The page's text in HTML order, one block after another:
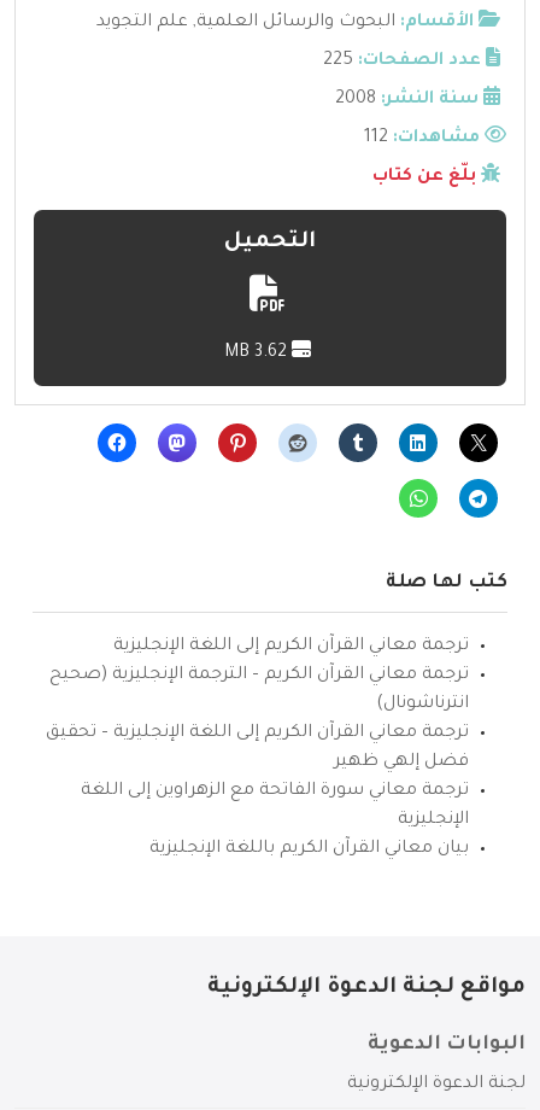
الأقسام: البحوث والرسائل العلمية, علم التجويد
عدد الصفحات: 225
سنة النشر: 2008
مشاهدات:
بلّغ عن كتاب
التحميل
كتب لها صلة
ترجمة معاني القرآن الكريم إلى اللغة الإنجليزية
ترجمة معاني القرآن الكريم – الترجمة الإنجليزية (صحيح
انترناشونال)
ترجمة معاني القرآن الكريم إلى اللغة الإنجليزية – تحقيق
فضل إلهي ظهير
ترجمة معاني سورة الفاتحة مع الزهراوين إلى اللغة
الإنجليزية
بيان معاني القرآن الكريم باللغة الإنجليزية
مواقع لجنة الدعوة الإلكترونية
البوابات الدعوية
لجنة الدعوة الإلكترونية